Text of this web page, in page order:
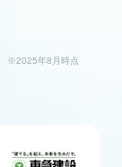
※2025年8月時点